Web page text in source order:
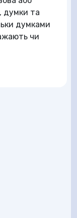
думки та
думками
чи